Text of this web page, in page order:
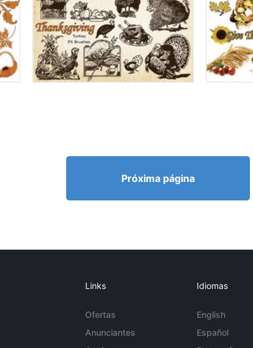
Próxima página
Links
Ofertas
Anunciantes
Idiomas
English
Español